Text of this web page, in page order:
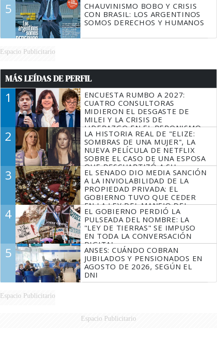
5
CHAUVINISMO BOBO Y CRISIS
CON BRASIL: LOS ARGENTINOS
SOMOS DERECHOS Y HUMANOS
Espacio Publicitario
MÁS LEÍDAS DE PERFIL
1
ENCUESTA RUMBO A 2027:
CUATRO CONSULTORAS
MIDIERON EL DESGASTE DE
MILEI Y LA CRISIS DE
LIDERAZGO EN EL PERONISMO
2
LA HISTORIA REAL DE "ELIZE:
SOMBRAS DE UNA MUJER", LA
NUEVA PELÍCULA DE NETFLIX
SOBRE EL CASO DE UNA ESPOSA
QUE DESCUARTIZÓ A SU
MARIDO
3
EL SENADO DIO MEDIA SANCIÓN
A LA INVIOLABILIDAD DE LA
PROPIEDAD PRIVADA: EL
GOBIERNO TUVO QUE CEDER
EN LA LEY DEL MANEJO DEL
FUEGO
4
EL GOBIERNO PERDIÓ LA
PULSEADA DEL NOMBRE: LA
"LEY DE TIERRAS" SE IMPUSO
EN TODA LA CONVERSACIÓN
DIGITAL
5
ANSES: CUÁNDO COBRAN
JUBILADOS Y PENSIONADOS EN
AGOSTO DE 2026, SEGÚN EL
DNI
Espacio Publicitario
Espacio Publicitario